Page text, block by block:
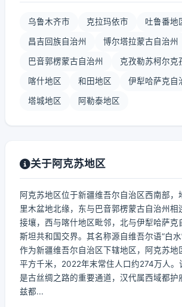
乌鲁木齐市 克拉玛依市 吐鲁番地
昌吉回族自治州 博尔塔拉蒙古自治州
巴音郭楞蒙古自治州 克孜勒苏柯尔克
喀什地区 和田地区 伊犁哈萨克自
塔城地区 阿勒泰地区
关于阿克苏地区
阿克苏地区位于新疆维吾尔自治区西南部，
里木盆地北缘，东与巴音郭楞蒙古自治州相
接壤，西与喀什地区毗邻，北与伊犁哈萨克
斯坦共和国交界。其名称源自维吾尔语“白水
作为新疆维吾尔自治区下辖地区，阿克苏地
平方千米，2022年末常住人口约274万人。
是古丝绸之路的重要通道，汉代属西域都护
兹都...